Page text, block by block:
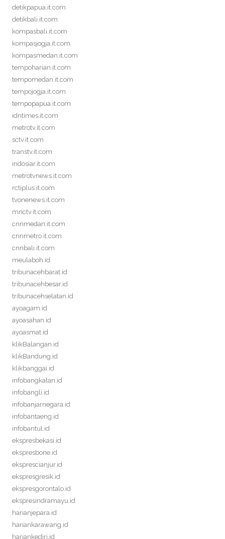
detikpapua.it.com
detikbali.it.com
kompasbali.it.com
kompasjogja.it.com
kompasmedan.it.com
tempoharian.it.com
tempomedan.it.com
tempojogja.it.com
tempopapua.it.com
idntimes.it.com
metrotv.it.com
sctv.it.com
transtv.it.com
indosiar.it.com
metrotvnews.it.com
rctiplus.it.com
tvonenews.it.com
mnctv.it.com
cnnmedan.it.com
cnnmetro.it.com
cnnbali.it.com
meulaboh.id
tribunacehbarat.id
tribunacehbesar.id
tribunacehselatan.id
ayoagam.id
ayoasahan.id
ayoasmat.id
klikBalangan.id
klikBandung.id
klikbanggai.id
infobangkalan.id
infobangli.id
infobanjarnegara.id
infobantaeng.id
infobantul.id
ekspresbekasi.id
ekspresbone.id
eksprescianjur.id
ekspresgresik.id
ekspresgorontalo.id
ekspresindramayu.id
harianjepara.id
hariankarawang.id
hariankediri.id